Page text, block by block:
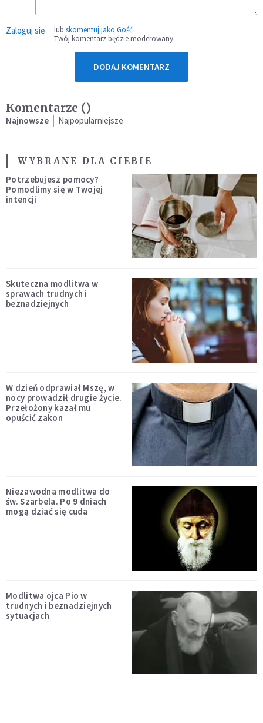
Zaloguj się lub skomentuj jako Gość
Twój komentarz będzie moderowany
DODAJ KOMENTARZ
Komentarze ()
Najnowsze Najpopularniejsze
WYBRANE DLA CIEBIE
Potrzebujesz pomocy?
Pomodlimy się w Twojej
intencji
Skuteczna modlitwa w
sprawach trudnych i
beznadziejnych
W dzień odprawiał Mszę, w
nocy prowadził drugie życie.
Przełożony kazał mu
opuścić zakon
Niezawodna modlitwa do
św. Szarbela. Po 9 dniach
mogą dziać się cuda
Modlitwa ojca Pio w
trudnych i beznadziejnych
sytuacjach